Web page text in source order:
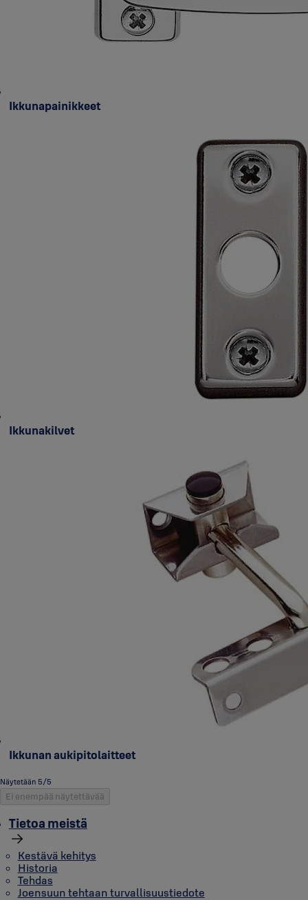
Ikkunapainikkeet
Ikkunakilvet
Ikkunan aukipitolaitteet
Näytetään 5/5
Ei enempää näytettävää
Tietoa meistä
Kestävä kehitys
Historia
Tehdas
Joensuun tehtaan turvallisuustiedote